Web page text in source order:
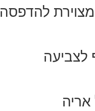
להדפסה
לצביעה
אריה